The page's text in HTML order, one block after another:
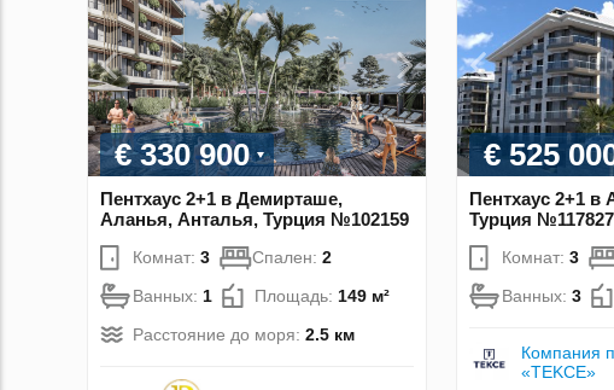
€ 330 900
Пентхаус 2+1 в Демирташе,
Аланья, Анталья, Турция №102159
Комнат: 3 Спален: 2
Ванных: 1 Площадь: 149 м²
Расстояние до моря: 2.5 км
€ 525
Пентхаус 2+1 в
Турция №117827
Комнат: 3
Ванных: 3
Компания
«TEKCE»